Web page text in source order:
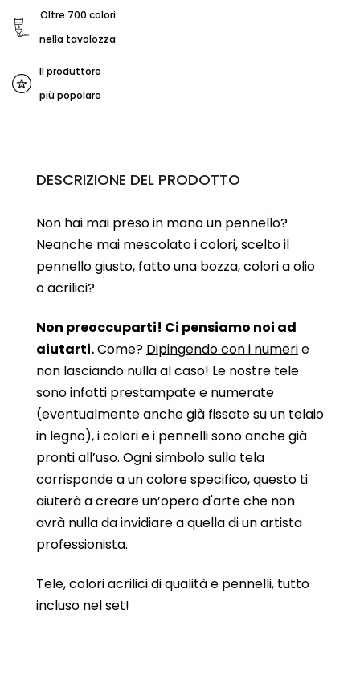
Oltre 700 colori
nella tavolozza
Il produttore
più popolare
DESCRIZIONE DEL PRODOTTO
Non hai mai preso in mano un pennello?
Neanche mai mescolato i colori, scelto il
pennello giusto, fatto una bozza, colori a olio
o acrilici?
Non preoccuparti! Ci pensiamo noi ad
aiutarti.Come? Dipingendo con i numerie
non lasciando nulla al caso! Le nostre tele
sono infatti prestampate e numerate
(eventualmente anche già fissate su un telaio
in legno), i colori e i pennelli sono anche già
pronti all’uso. Ogni simbolo sulla tela
corrisponde a un colore specifico, questo ti
aiuterà a creare un’opera d'arte che non
avrà nulla da invidiare a quella di un artista
professionista.
Tele, colori acrilici di qualità e pennelli, tutto
incluso nel set!